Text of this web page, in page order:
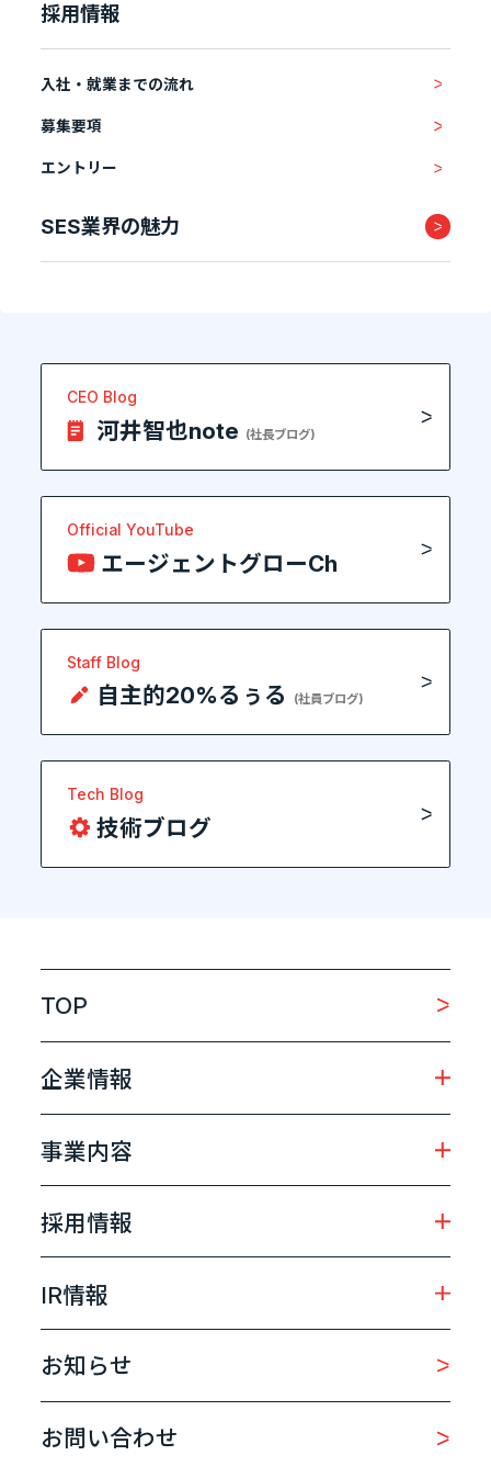
採用情報
入社・就業までの流れ
募集要項
エントリー
SES業界の魅力
CEO Blog
河井智也note (社長ブログ)
Official YouTube
エージェントグローCh
Staff Blog
自主的20%るぅる (社員ブログ)
Tech Blog
技術ブログ
TOP
企業情報
事業内容
採用情報
IR情報
お知らせ
お問い合わせ